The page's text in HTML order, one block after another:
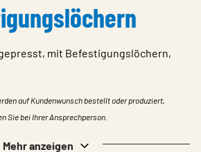
mit Befestigungslöchern,
auf Kundenwunsch bestellt oder produziert,
Sie bei Ihrer Ansprechperson.
Mehr anzeigen